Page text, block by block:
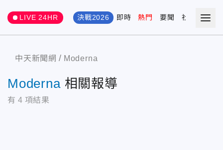
LIVE 24HR 決戰2026 即時 熱門 要聞 社會 娛樂
中天新聞網 Moderna
Moderna 相關報導
有 4 項結果